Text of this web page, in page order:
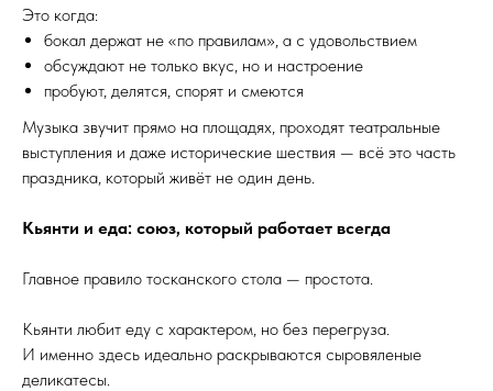
Это когда:
бокал держат не «по правилам», а с удовольствием
обсуждают не только вкус, но и настроение
пробуют, делятся, спорят и смеются
Музыка звучит прямо на площадях, проходят театральные
выступления и даже исторические шествия — всё это часть
праздника, который живёт не один день.
Кьянти и еда: союз, который работает всегда
Главное правило тосканского стола — простота.
Кьянти любит еду с характером, но без перегруза.
И именно здесь идеально раскрываются сыровяленые
деликатесы.